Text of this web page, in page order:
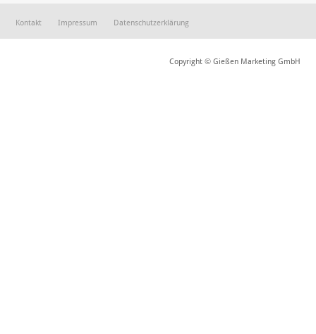
Kontakt Impressum Datenschutzerklärung
Copyright © Gießen Marketing GmbH